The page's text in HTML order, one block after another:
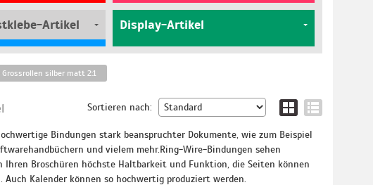
Artikel Display-Artikel
Grossrollen silber matt 2:1
Sortieren nach:
Bindungen stark beanspruchter Dokumente, wie zum Beispiel
und vielem mehr.Ring-Wire-Bindungen sehen
Ihren Broschüren höchste Haltbarkeit und Funktion, die Seiten können
Auch Kalender können so hochwertig produziert werden.